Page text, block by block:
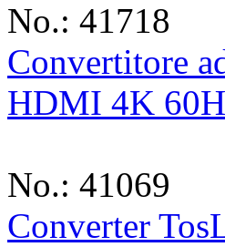
No.: 41718
Convertitore
HDMI 4K
No.: 41069
Converter